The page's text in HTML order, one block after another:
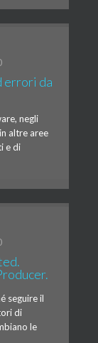
errori da
negli
altre aree
e di
seguire il
di
le